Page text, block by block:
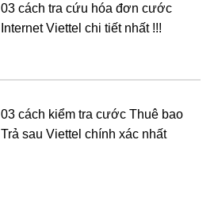
03 cách tra cứu hóa đơn cước
Internet Viettel chi tiết nhất !!!
03 cách kiểm tra cước Thuê bao
Trả sau Viettel chính xác nhất